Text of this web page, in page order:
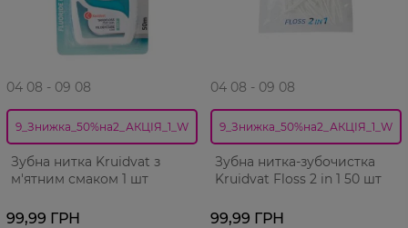
04 08 - 09 08
9_Знижка_50%на2_АКЦІЯ_1_W
Зубна нитка Kruidvat з
м'ятним смаком 1 шт
99,99 ГРН
04 08 - 09 08
9_Знижка_50%на2_АКЦІЯ_1_W
Зубна нитка-зубочистка
Kruidvat Floss 2 in 1 50 шт
99,99 ГРН